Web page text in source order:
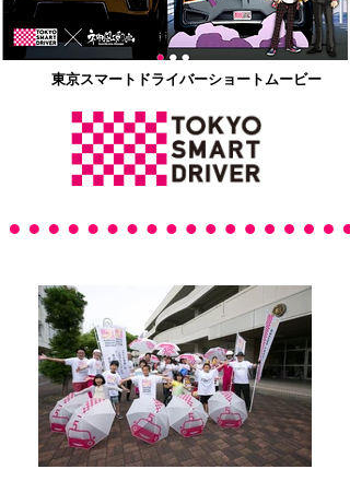
​東京スマートドライバーショートムービー